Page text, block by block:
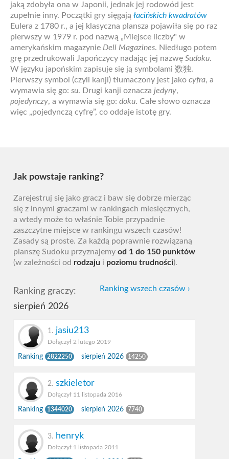
jaką zdobyła ona w Japonii, jednak jej rodowód jest
zupełnie inny. Początki gry sięgają łacińskich kwadratów
Eulera z 1780 r., a jej klasyczna plansza pojawiła się po raz
pierwszy w 1979 r. pod nazwą „Miejsce liczby" w
amerykańskim magazynie Dell Magazines. Niedługo potem
grę przedrukowali Japończycy nadając jej nazwę Sudoku.
W języku japońskim zapisuje się ją symbolami 数独.
Pierwszy symbol (czyli kanji) tłumaczony jest jako cyfra, a
wymawia się go: su. Drugi kanji oznacza jedyny,
pojedynczy, a wymawia się go: doku. Całe słowo oznacza
więc „pojedynczą cyfrę”, co oddaje istotę gry.
Jak powstaje ranking?
Zarejestruj się jako gracz i baw się dobrze mierząc
się z innymi graczami w rankingach miesięcznych,
a wtedy może to właśnie Tobie przypadnie
zaszczytne miejsce w rankingu wszech czasów!
Zasady są proste. Za każdą poprawnie rozwiązaną
planszę Sudoku przyznajemy od 1 do 150 punktów
(w zależności od rodzaju i poziomu trudności).
Ranking wszech czasów ›
Ranking graczy:
sierpień 2026
1. jasiu213
Dołączył 2 lutego 2019
Ranking 2822250 sierpień 2026 14250
2. szkieletor
Dołączył 11 listopada 2016
Ranking 1344020 sierpień 2026 7740
3. henryk
Dołączył 1 listopada 2011